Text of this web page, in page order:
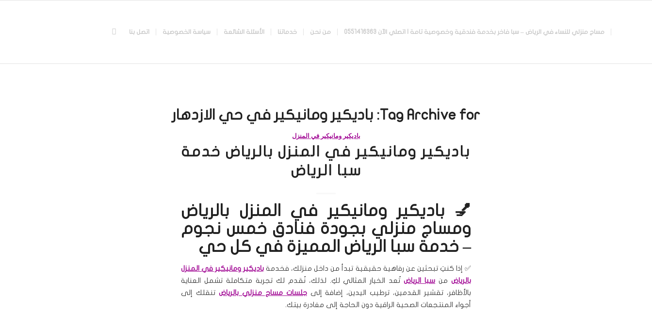
مساج منزلي للنساء في الرياض – سبا فاخر بخدمة فندقية وخصوصية تامة | اتصلي الآن 0551416363 من نحن خدماتنا الأسئلة الشائعة سياسة الخصوصية اتصل بنا
Tag Archive for: باديكير ومانيكير في حي الازدهار
باديكير ومانيكير في المنزل
باديكير ومانيكير في المنزل بالرياض خدمة
سبا الرياض
💅 باديكير ومانيكير في المنزل بالرياض
ومساج منزلي بجودة فنادق خمس نجوم
– خدمة سبا الرياض المميزة في كل حي
✅ إذا كنتِ تبحثين عن رفاهية حقيقية تبدأ من داخل منزلك، فخدمة باديكير ومانيكير في المنزل
بالرياضمن سبا الرياضتُعد الخيار المثالي لكِ. لذلك، نُقدم لك تجربة متكاملة تشمل العناية
بالأظافر، تقشير القدمين، ترطيب اليدين، إضافة إلىجلسات مساج منزلي بالرياض تنقلك إلى
أجواء المنتجعات الصحية الراقية دون الحاجة إلى مغادرة بيتك.